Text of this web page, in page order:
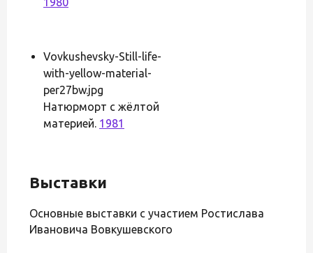
Vovkushevsky-Still-life-
with-yellow-material-
per27bw.jpg
Натюрморт с жёлтой
материей. 1981
Выставки
Основные выставки с участием Ростислава
Ивановича Вовкушевского